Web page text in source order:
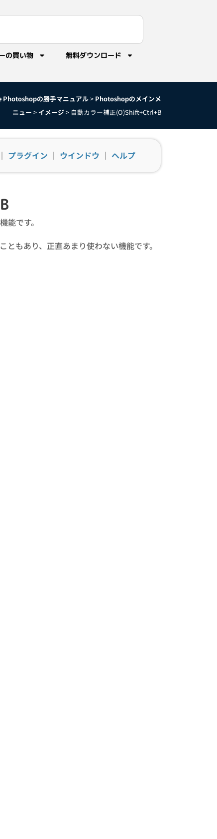
の買い物 無料ダウンロード
Photoshopの勝手マニュアル> Photoshopのメインメ
ニュー > イメージ > 自動カラー補正(O)Shift+Ctrl+B
｜ プラグイン ｜ ウインドウ ｜ ヘルプ
能です。
もあり、正直あまり使わない機能です。